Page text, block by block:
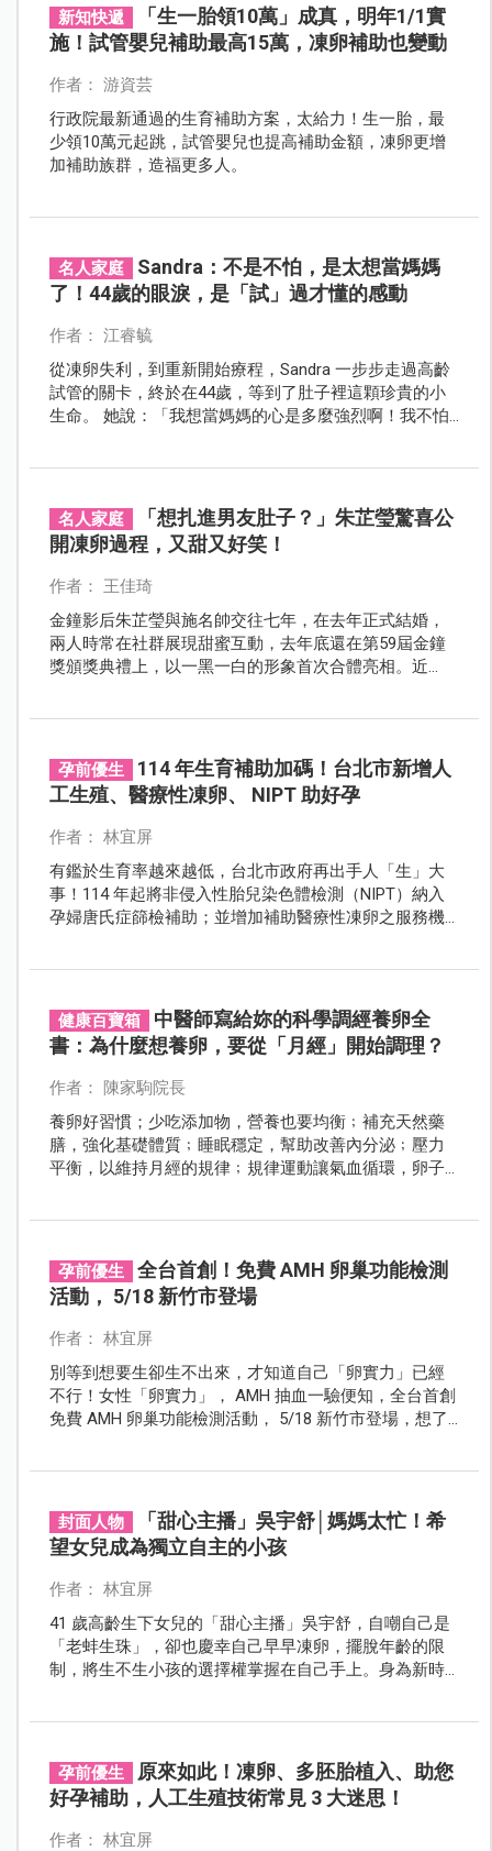
新知快遞
「生一胎領10萬」成真，明年1/1實
施！試管嬰兒補助最高15萬，凍卵補助也變動
作者： 游資芸
行政院最新通過的生育補助方案，太給力！生一胎，最
少領10萬元起跳，試管嬰兒也提高補助金額，凍卵更增
加補助族群，造福更多人。
名人家庭
Sandra：不是不怕，是太想當媽媽
了！44歲的眼淚，是「試」過才懂的感動
作者： 江睿毓
從凍卵失利，到重新開始療程，Sandra 一步步走過高齡
試管的關卡，終於在44歲，等到了肚子裡這顆珍貴的小
生命。 她說：「我想當媽媽的心是多麼強烈啊！我不怕
名人家庭
「想扎進男友肚子？」朱芷瑩驚喜公
開凍卵過程，又甜又好笑！
作者： 王佳琦
金鐘影后朱芷瑩與施名帥交往七年，在去年正式結婚，
兩人時常在社群展現甜蜜互動，去年底還在第59屆金鐘
獎頒獎典禮上，以一黑一白的形象首次合體亮相。近
孕前優生
114 年生育補助加碼！台北市新增人
工生殖、醫療性凍卵、 NIPT 助好孕
作者： 林宜屏
有鑑於生育率越來越低，台北市政府再出手人「生」大
事！114 年起將非侵入性胎兒染色體檢測（NIPT）納入
孕婦唐氏症篩檢補助；並增加補助醫療性凍卵之服務機
健康百寶箱
中醫師寫給妳的科學調經養卵全
書：為什麼想養卵，要從「月經」開始調理？
作者： 陳家駒院長
養卵好習慣；少吃添加物，營養也要均衡﹔補充天然藥
膳，強化基礎體質﹔睡眠穩定，幫助改善內分泌﹔壓力
平衡，以維持月經的規律﹔規律運動讓氣血循環，卵子
孕前優生
全台首創！免費 AMH 卵巢功能檢測
活動， 5/18 新竹市登場
作者： 林宜屏
別等到想要生卻生不出來，才知道自己「卵實力」已經
不行！女性「卵實力」， AMH 抽血一驗便知，全台首創
免費 AMH 卵巢功能檢測活動， 5/18 新竹市登場，想了
封面人物
「甜心主播」吳宇舒│媽媽太忙！希
望女兒成為獨立自主的小孩
作者： 林宜屏
41 歲高齡生下女兒的「甜心主播」吳宇舒，自嘲自己是
「老蚌生珠」，卻也慶幸自己早早凍卵，擺脫年齡的限
制，將生不生小孩的選擇權掌握在自己手上。身為新時
孕前優生
原來如此！凍卵、多胚胎植入、助您
好孕補助，人工生殖技術常見 3 大迷思！
作者： 林宜屏